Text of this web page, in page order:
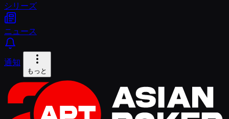
シリーズ
ニュース
通知
もっと